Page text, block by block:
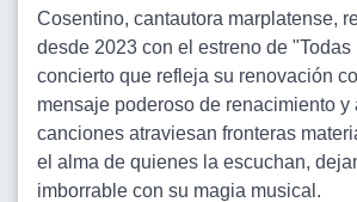
Cosentino, cantautora marplatense,
desde 2023 con el estreno de "Todas
concierto que refleja su renovación
mensaje poderoso de renacimiento y
canciones atraviesan fronteras
el alma de quienes la escuchan,
imborrable con su magia musical.